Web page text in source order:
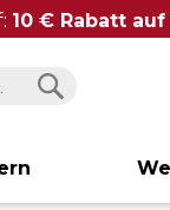
10 € Rabatt